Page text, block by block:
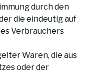
durch den
die eindeutig auf
Verbrauchers
Waren, die aus
oder der